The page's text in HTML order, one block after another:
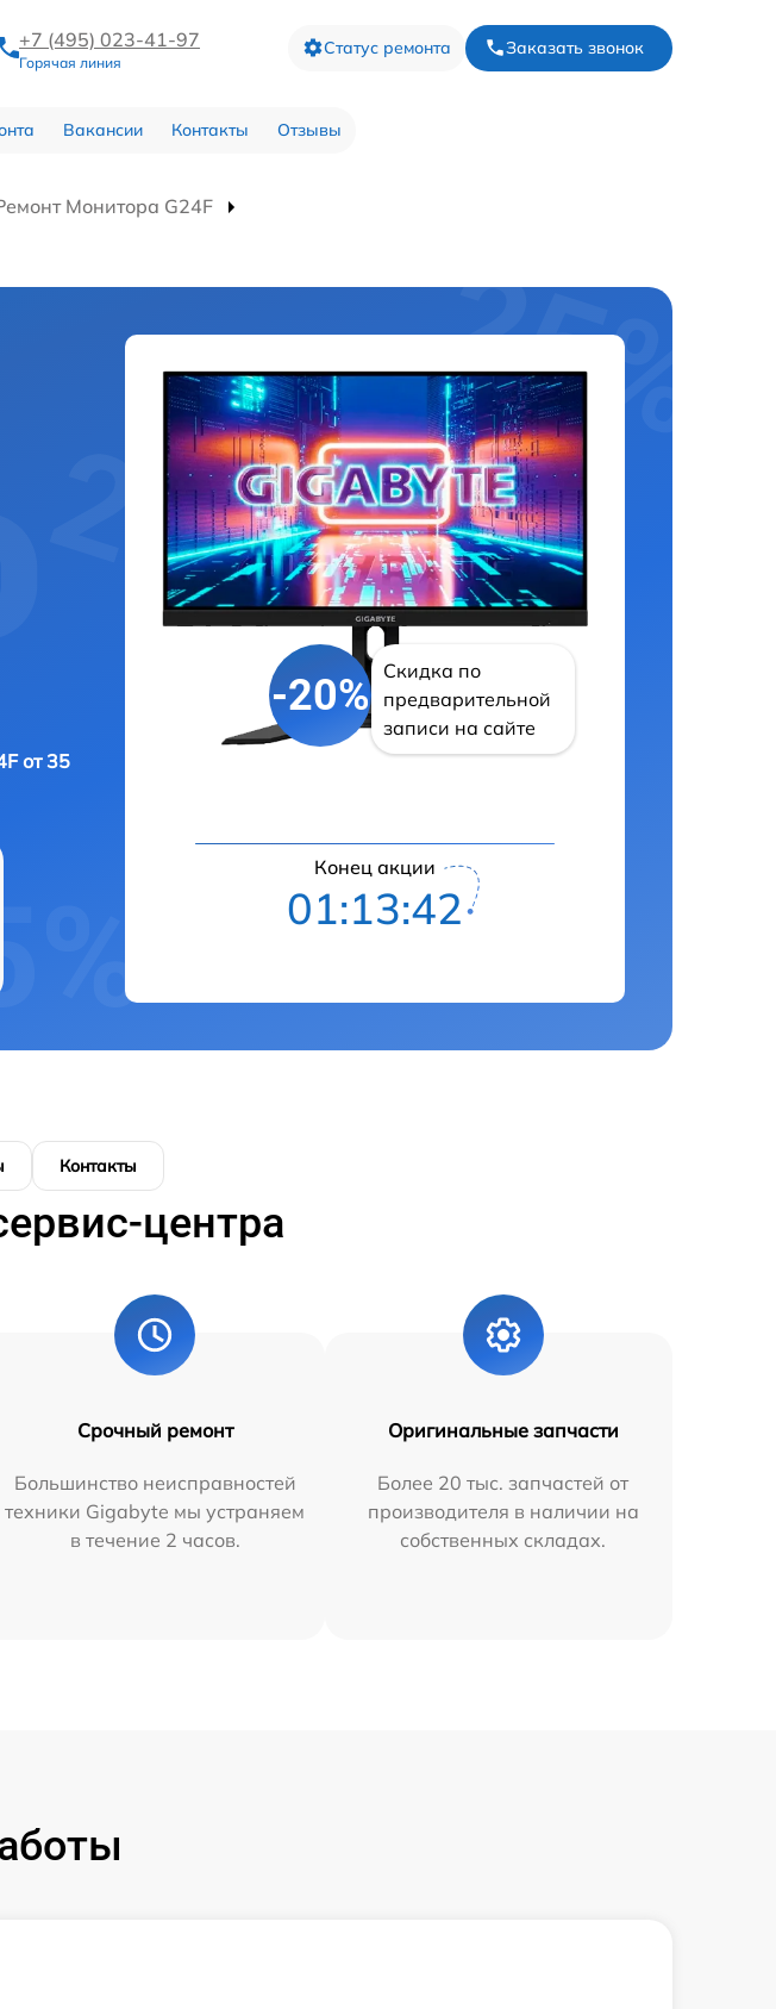
+7 (495) 023-41-97
Горячая линия
Статус ремонта Заказать звонок
Вакансии Контакты Отзывы
Монитора G24F
от 35
-20%
Скидка по
предварительной
записи на сайте
Конец акции
01:13:41
Контакты
центра
Срочный ремонт
Большинство неисправностей
техники Gigabyte мы устраняем
в течение 2 часов.
Оригинальные запчасти
Более 20 тыс. запчастей от
производителя в наличии на
собственных складах.